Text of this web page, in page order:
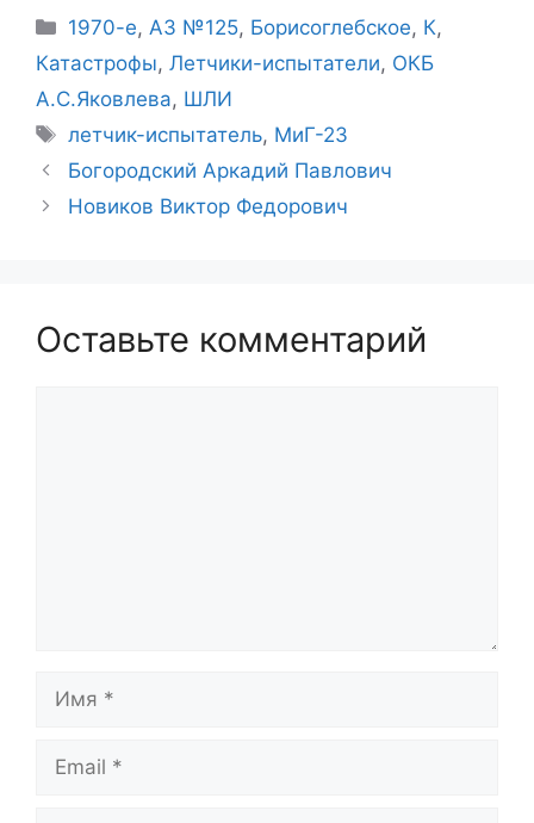
Рубрики
1970-е, АЗ №125, Борисоглебское, К,
Катастрофы, Летчики-испытатели, ОКБ
А.С.Яковлева, ШЛИ
Метки
летчик-испытатель, МиГ-23
Богородский Аркадий Павлович
Новиков Виктор Федорович
Оставьте комментарий